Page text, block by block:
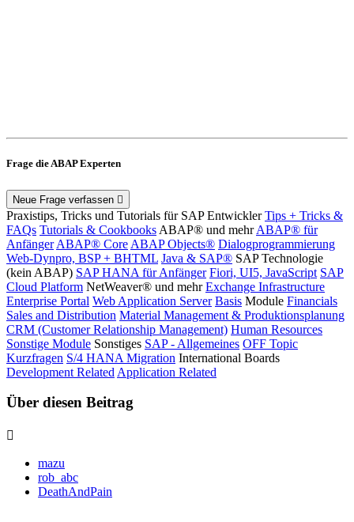
Frage die ABAP Experten
Neue Frage verfassen
Praxistips, Tricks und Tutorials für SAP Entwickler Tips + Tricks &
FAQs Tutorials & Cookbooks ABAP® und mehr ABAP® für
Anfänger ABAP® Core ABAP Objects® Dialogprogrammierung
Web-Dynpro, BSP + BHTML Java & SAP® SAP Technologie
(kein ABAP) SAP HANA für Anfänger Fiori, UI5, JavaScript SAP
Cloud Platform NetWeaver® und mehr Exchange Infrastructure
Enterprise Portal Web Application Server Basis Module Financials
Sales and Distribution Material Management & Produktionsplanung
CRM (Customer Relationship Management) Human Resources
Sonstige Module Sonstiges SAP - Allgemeines OFF Topic
Kurzfragen S/4 HANA Migration International Boards
Development Related Application Related
Über diesen Beitrag
mazu
rob_abc
DeathAndPain